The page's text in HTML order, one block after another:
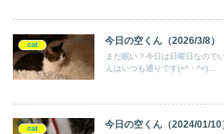
cat 今日の空くん（2026/3/8）
まだ眠い？今日は日曜日なので
んはいつも通りです(=^・^=)...
cat 今日の空くん（2024/01/10